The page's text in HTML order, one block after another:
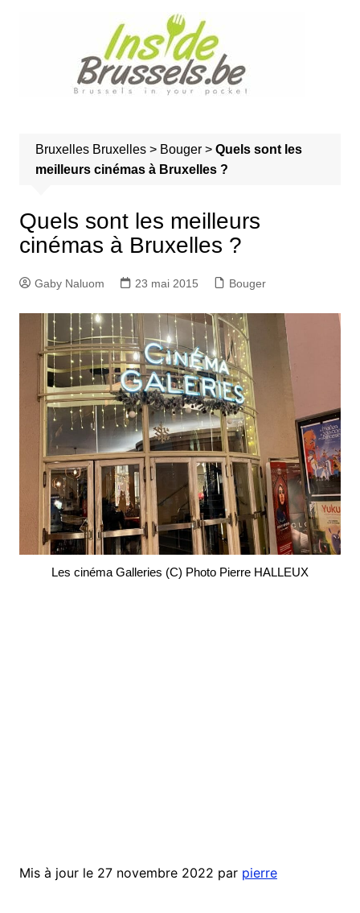
Bruxelles Bruxelles> Bouger> Quels sont les
meilleurs cinémas à Bruxelles ?
Quels sont les meilleurs
cinémas à Bruxelles ?
Gaby Naluom 23 mai 2015 Bouger
Les cinéma Galleries (C) Photo Pierre HALLEUX
Mis à jour le 27 novembre 2022 par pierre